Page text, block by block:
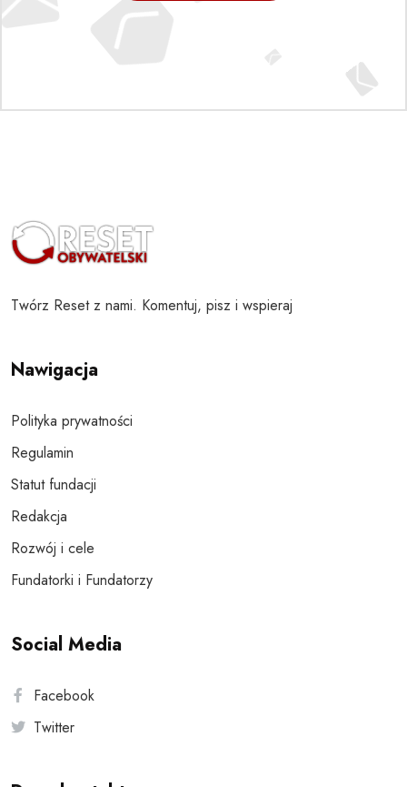
Twórz Reset z nami. Komentuj, pisz i wspieraj
Nawigacja
Polityka prywatności
Regulamin
Statut fundacji
Redakcja
Rozwój i cele
Fundatorki i Fundatorzy
Social Media
Facebook
Twitter